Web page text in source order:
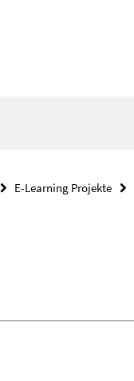
E-Learning Projekte